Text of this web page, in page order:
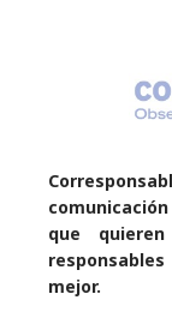
que
mejor.